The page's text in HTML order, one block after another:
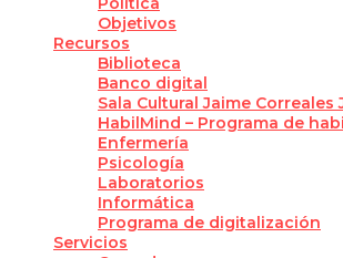
Objetivos
Recursos
Biblioteca
Banco digital
Sala Cultural Jaime Correales
HabilMind – Programa de
Enfermería
Psicología
Laboratorios
Informática
Programa de digitalización
Servicios